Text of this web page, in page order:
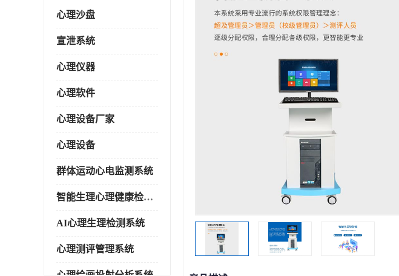
心理沙盘
宣泄系统
心理仪器
心理软件
心理设备厂家
心理设备
群体运动心电监测系统
智能生理心理健康检测系统
AI心理生理检测系统
心理测评管理系统